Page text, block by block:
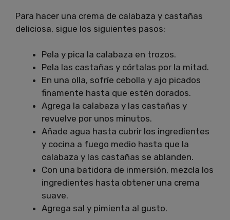
Para hacer una crema de calabaza y castañas
deliciosa, sigue los siguientes pasos:
Pela y pica la calabaza en trozos.
Pela las castañas y córtalas por la mitad.
En una olla, sofríe cebolla y ajo picados
finamente hasta que estén dorados.
Agrega la calabaza y las castañas y
revuelve por unos minutos.
Añade agua hasta cubrir los ingredientes
y cocina a fuego medio hasta que la
calabaza y las castañas se ablanden.
Con una batidora de inmersión, mezcla los
ingredientes hasta obtener una crema
suave.
Agrega sal y pimienta al gusto.